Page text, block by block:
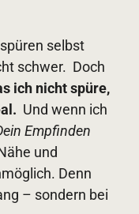
selbst
schwer. Doch
ich nicht spüre,
Und wenn ich
Empfinden
und
Denn
– sondern bei